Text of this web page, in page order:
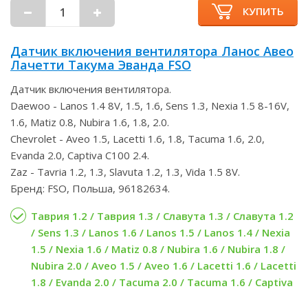
КУПИТЬ
Датчик включения вентилятора Ланос Авео
Лачетти Такума Эванда FSO
Датчик включения вентилятора.
Daewoo - Lanos 1.4 8V, 1.5, 1.6, Sens 1.3, Nexia 1.5 8-16V,
1.6, Matiz 0.8, Nubira 1.6, 1.8, 2.0.
Chevrolet - Aveo 1.5, Lacetti 1.6, 1.8, Tacuma 1.6, 2.0,
Evanda 2.0, Captiva C100 2.4.
Zaz - Tavria 1.2, 1.3, Slavuta 1.2, 1.3, Vida 1.5 8V.
Бренд: FSO, Польша, 96182634.
Таврия 1.2 / Таврия 1.3 / Славута 1.3 / Славута 1.2
/ Sens 1.3 / Lanos 1.6 / Lanos 1.5 / Lanos 1.4 / Nexia
1.5 / Nexia 1.6 / Matiz 0.8 / Nubira 1.6 / Nubira 1.8 /
Nubira 2.0 / Aveo 1.5 / Aveo 1.6 / Lacetti 1.6 / Lacetti
1.8 / Evanda 2.0 / Tacuma 2.0 / Tacuma 1.6 / Captiva